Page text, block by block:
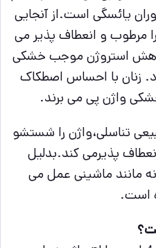
یائسگی است.از آنجایی
مرطوب و انعطاف پذیر می
استروژن موجب خشکی
زنان با احساس اصطکاک
واژن پی می برند.
تناسلی،واژن را شستشو
پذیرمی کند.بدلیل
مانند ماشینی عمل می
است.